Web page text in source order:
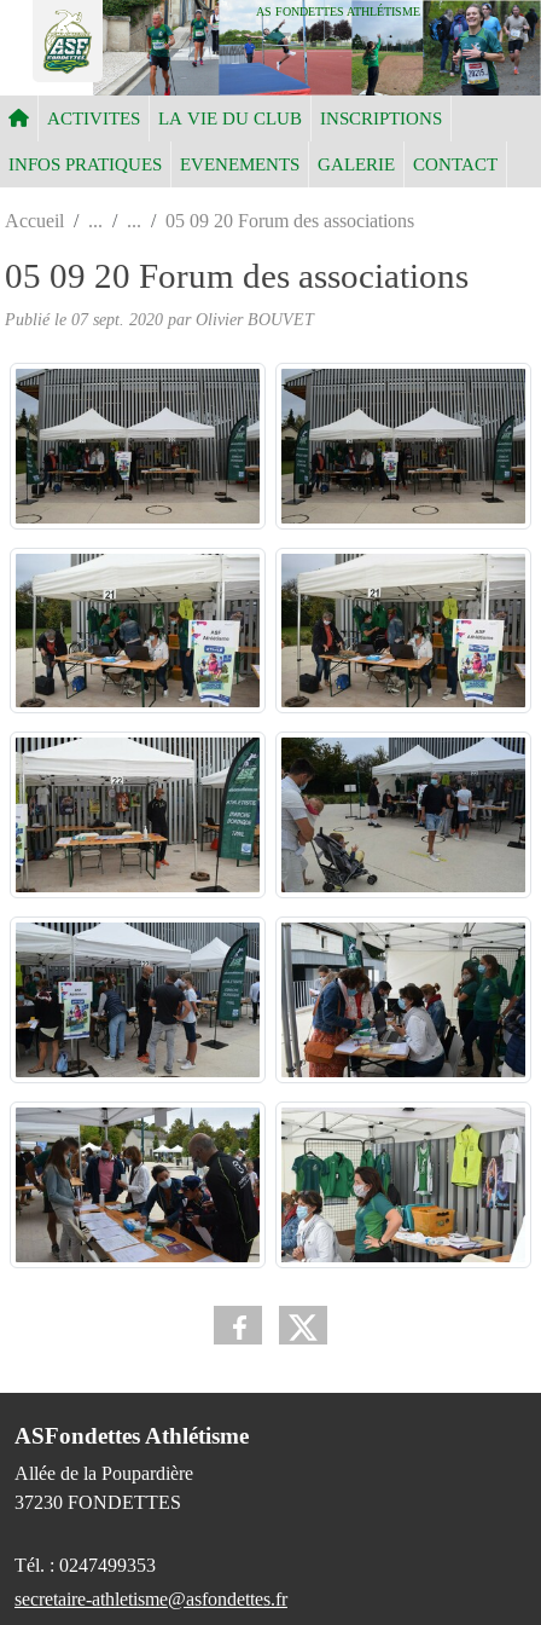
AS FONDETTES ATHLÉTISME
ACTIVITES LA VIE DU CLUB INSCRIPTIONS
INFOS PRATIQUES EVENEMENTS GALERIE CONTACT
Accueil 05 09 20 Forum des associations
05 09 20 Forum des associations
Publié le 07 sept. 2020 par Olivier BOUVET
ASFondettes Athlétisme
Allée de la Poupardière
37230 FONDETTES
Tél. : 0247499353
secretaire-athletisme@asfondettes.fr
Panneau de gestion des cookies